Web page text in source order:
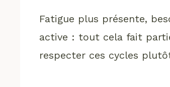
Fatigue plus présente,
active : tout cela fait
respecter ces cycles